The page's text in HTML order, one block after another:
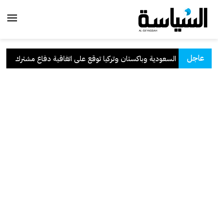
عاجل السعودية وباكستان وتركيا توقع على اتفاقية دفاع مشترك